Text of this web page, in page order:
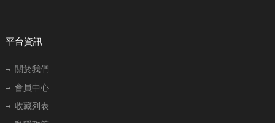
平台資訊
關於我們
會員中心
收藏列表